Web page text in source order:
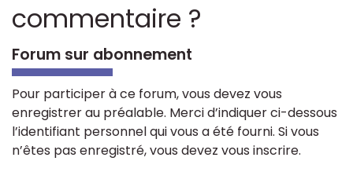
commentaire ?
Forum sur abonnement
Pour participer à ce forum, vous devez vous
enregistrer au préalable. Merci d’indiquer ci-dessous
l’identifiant personnel qui vous a été fourni. Si vous
n’êtes pas enregistré, vous devez vous inscrire.